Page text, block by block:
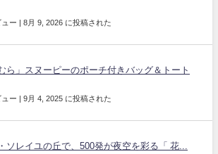
ー | 8月 9, 2026 に投稿された
ら」スヌーピーのポーチ付きバッグ＆トート
ー | 9月 4, 2025 に投稿された
ソレイユの丘で、500発が夜空を彩る「 花...